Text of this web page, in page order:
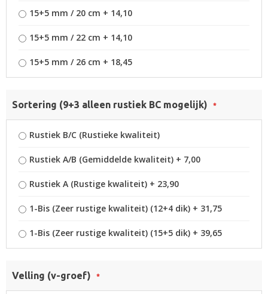
15+5 mm / 20 cm + 14,10
15+5 mm / 22 cm + 14,10
15+5 mm / 26 cm + 18,45
Sortering (9+3 alleen rustiek BC mogelijk)
Rustiek B/C (Rustieke kwaliteit)
Rustiek A/B (Gemiddelde kwaliteit) + 7,00
Rustiek A (Rustige kwaliteit) + 23,90
1-Bis (Zeer rustige kwaliteit) (12+4 dik) + 31,75
1-Bis (Zeer rustige kwaliteit) (15+5 dik) + 39,65
Velling (v-groef)